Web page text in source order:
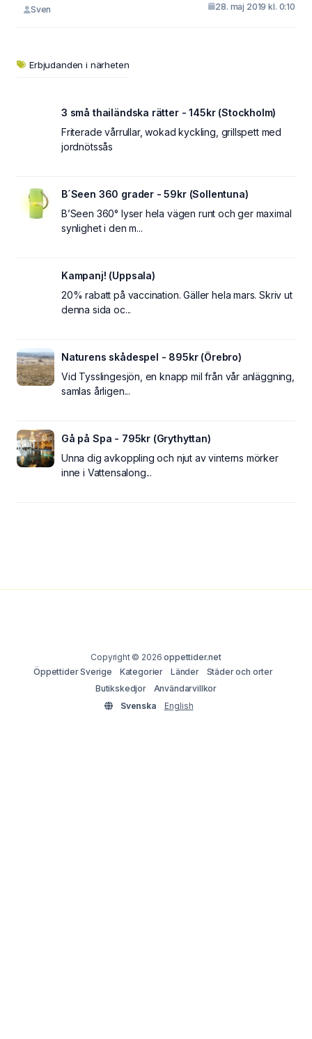
Sven 28. maj 2019 kl. 0:10
Erbjudanden i närheten
3 små thailändska rätter - 145kr (Stockholm)
Friterade vårrullar, wokad kyckling, grillspett med
jordnötssås
B´Seen 360 grader - 59kr (Sollentuna)
B’Seen 360° lyser hela vägen runt och ger maximal
synlighet i den m...
Kampanj! (Uppsala)
20% rabatt på vaccination. Gäller hela mars. Skriv ut
denna sida oc...
Naturens skådespel - 895kr (Örebro)
Vid Tysslingesjön, en knapp mil från vår anläggning,
samlas årligen...
Gå på Spa - 795kr (Grythyttan)
Unna dig avkoppling och njut av vinterns mörker
inne i Vattensalong...
Copyright © 2026oppettider.net
Öppettider Sverige
Kategorier Länder
Städer och orter
Butikskedjor
Användarvillkor
Svenska
English